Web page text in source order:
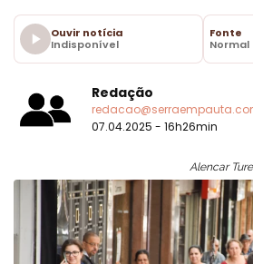
Ouvir notícia
Indisponível
Fonte
Normal
Redação
07.04.2025 - 16h26min
Alencar